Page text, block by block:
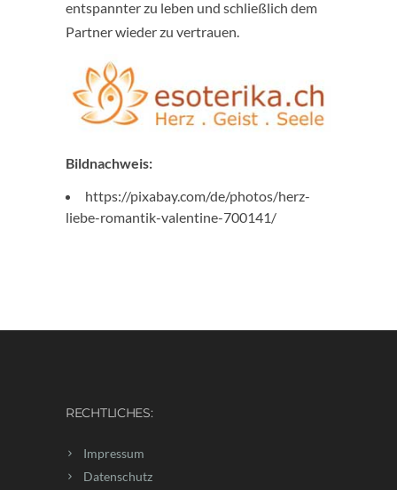
entspannter zu leben und schließlich dem
Partner wieder zu vertrauen.
Bildnachweis:
https://pixabay.com/de/photos/herz-
liebe-romantik-valentine-700141/
RECHTLICHES:
Impressum
Datenschutz